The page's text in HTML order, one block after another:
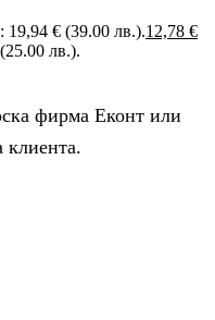
19,94 € (39.00 лв.).12,78 €
лв.).
фирма Еконт или